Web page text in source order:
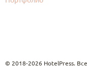
© 2018-2026 HotelPress.